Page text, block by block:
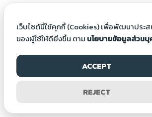
เว็บไซต์นี้ใช้คุกกี้ (Cookies) เพื่อพัฒนาประ
ของผู้ใช้ให้ดียิ่งขึ้น ตาม นโยบายข้อมูลส่วน
ACCEPT
REJECT